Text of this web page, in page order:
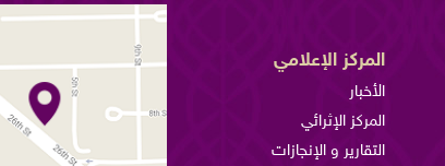
المركز الإعلامي
الأخبار
المركز الإثرائي
التقارير و الإنجازات